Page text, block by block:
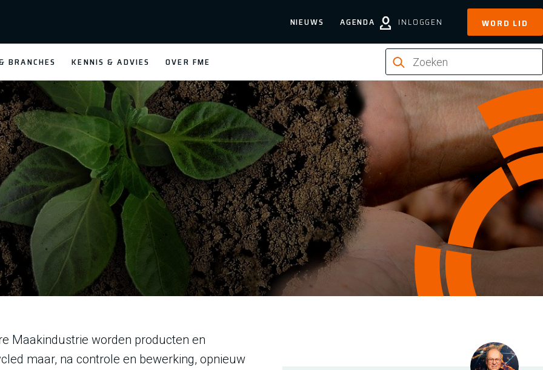
NIEUWS AGENDA INLOGGEN WORD LID
BRANCHES KENNIS & ADVIES OVER FME
Maakindustrie worden producten en
maar, na controle en bewerking, opnieuw